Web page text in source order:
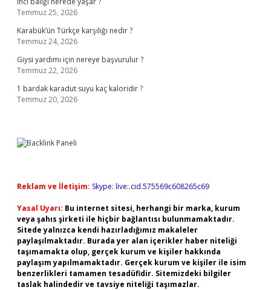
Temmuz 25, 2026
Karabük’ün Türkçe karşılığı nedir ?
Temmuz 24, 2026
Giysi yardımı için nereye başvurulur ?
Temmuz 22, 2026
1 bardak karadut suyu kaç kaloridir ?
Temmuz 20, 2026
Reklam ve İletişim: Skype: live:.cid.575569c608265c69
Yasal Uyarı: Bu internet sitesi, herhangi bir marka, kurum
veya şahıs şirketi ile hiçbir bağlantısı bulunmamaktadır.
Sitede yalnızca kendi hazırladığımız makaleler
paylaşılmaktadır. Burada yer alan içerikler haber niteliği
taşımamakta olup, gerçek kurum ve kişiler hakkında
paylaşım yapılmamaktadır. Gerçek kurum ve kişiler ile isim
benzerlikleri tamamen tesadüfidir. Sitemizdeki bilgiler
taslak halindedir ve tavsiye niteliği taşımazlar.